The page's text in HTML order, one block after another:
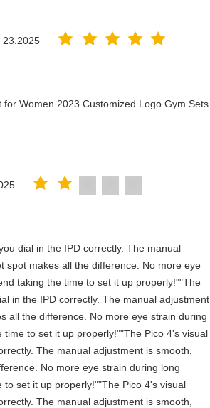
23.2025
Women 2023 Customized Logo Gym Sets
dial in the IPD correctly. The manual
spot makes all the difference. No more eye
taking the time to set it up properly!""The
in the IPD correctly. The manual adjustment
all the difference. No more eye strain during
to set it up properly!""The Pico 4's visual
The manual adjustment is smooth,
No more eye strain during long
set it up properly!""The Pico 4's visual
The manual adjustment is smooth,